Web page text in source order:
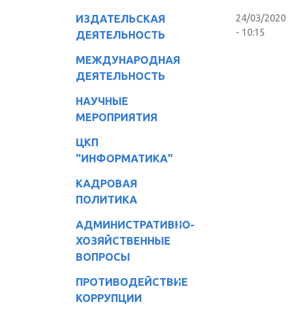
ИЗДАТЕЛЬСКАЯ
ДЕЯТЕЛЬНОСТЬ
МЕЖДУНАРОДНАЯ
ДЕЯТЕЛЬНОСТЬ
НАУЧНЫЕ
МЕРОПРИЯТИЯ
ЦКП
"ИНФОРМАТИКА"
КАДРОВАЯ
ПОЛИТИКА
АДМИНИСТРАТИВНО-
ХОЗЯЙСТВЕННЫЕ
ВОПРОСЫ
ПРОТИВОДЕЙСТВИЕ
КОРРУПЦИИ
24/03/2020
- 10:15